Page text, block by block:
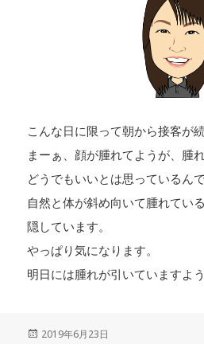
こんな日に限って朝から接客が
まーぁ、顔が腫れてようが、腫
どうでもいいとは思っているんで
自然と体が斜め向いて腫れてい
隠しています。
やっぱり気になります。
明日には腫れが引いていますよ
投
2019年6月23日